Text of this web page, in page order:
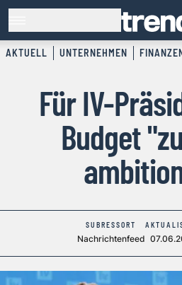
AKTUELL UNTERNEHMEN
Für IV-
Budget
SUBRESSORT
Nachrichtenfeed